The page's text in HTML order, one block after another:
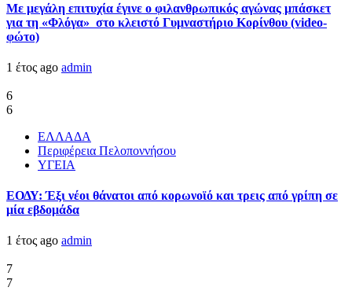
Με μεγάλη επιτυχία έγινε ο φιλανθρωπικός αγώνας μπάσκετ
για τη «Φλόγα» στο κλειστό Γυμναστήριο Κορίνθου (video-
φώτο)
1 έτος ago admin
6
6
ΕΛΛΑΔΑ
Περιφέρεια Πελοποννήσου
ΥΓΕΙΑ
ΕΟΔΥ: Έξι νέοι θάνατοι από κορωνοϊό και τρεις από γρίπη σε
μία εβδομάδα
1 έτος ago admin
7
7